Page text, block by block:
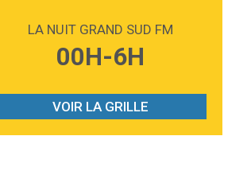
Phoebe Bridgers
Gracie Abrams
LA NUIT GRAND SUD FM
00H-6H
VOIR LA GRILLE